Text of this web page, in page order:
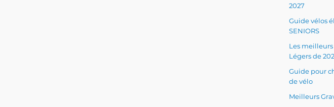
2027
Guide vélos
SENIORS
Les
Légers de
Guide pour
de vélo
Meilleurs